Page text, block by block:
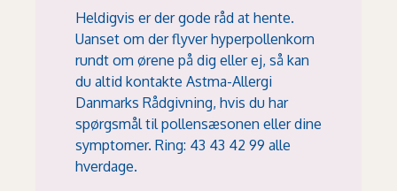
Heldigvis er der gode råd at hente.
Uanset om der flyver hyperpollenkorn
rundt om ørene på dig eller ej, så kan
du altid kontakte Astma-Allergi
Danmarks Rådgivning, hvis du har
spørgsmål til pollensæsonen eller dine
symptomer. Ring: 43 43 42 99 alle
hverdage.